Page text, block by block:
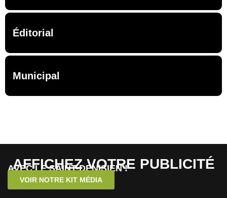
Éditorial
Municipal
AFFICHEZ VOTRE PUBLICITÉ
AVEC LE SAINT-DENISIEN !
VOIR NOTRE KIT MÉDIA